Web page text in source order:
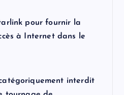
pour fournir la
à Internet dans le
interdit